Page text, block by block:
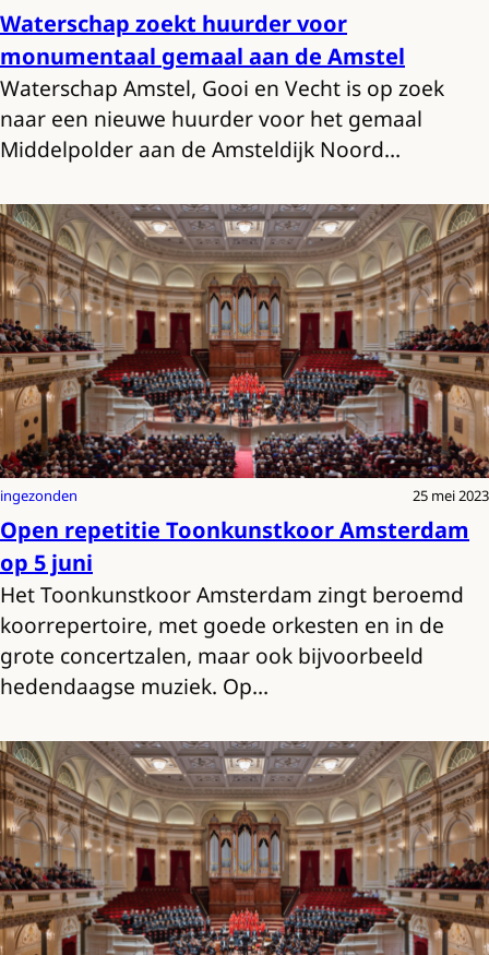
Waterschap zoekt huurder voor
monumentaal gemaal aan de Amstel
Waterschap Amstel, Gooi en Vecht is op zoek
naar een nieuwe huurder voor het gemaal
Middelpolder aan de Amsteldijk Noord…
ingezonden 25 mei 2023
Open repetitie Toonkunstkoor Amsterdam
op 5 juni
Het Toonkunstkoor Amsterdam zingt beroemd
koorrepertoire, met goede orkesten en in de
grote concertzalen, maar ook bijvoorbeeld
hedendaagse muziek. Op…